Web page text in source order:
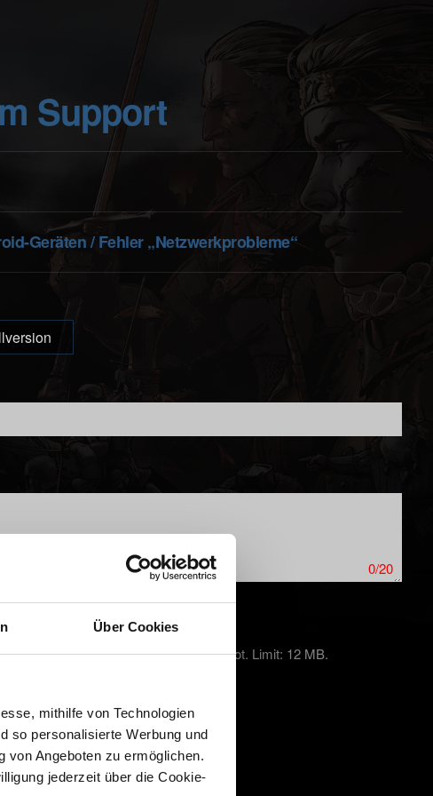
Über Cookies
mithilfe von Technologien
so personalisierte Werbung und
von Angeboten zu ermöglichen.
jederzeit über die Cookie-
Support
Geräten / Fehler „Netzwerkprobleme“
0/20
auf PC einen Screenshot. Limit: 12 MB.